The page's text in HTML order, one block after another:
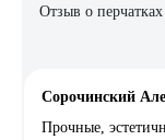
Отзыв о
Сорочинский
Прочные,